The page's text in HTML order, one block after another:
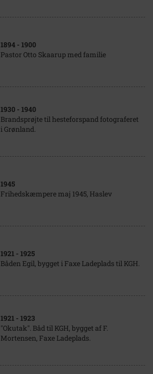
1894 - 1900
Pastor Otto Skaarup med familie
1930 - 1940
Brandsprøjte til hesteforspand fotograferet
i Grønland.
1945
Frihedskæmpere maj 1945, Haslev
1921 - 1925
Båden Egil, bygget i Faxe Ladeplads til KGH.
1921 - 1923
"Okutak". Båd til KGH, bygget af F.
Mortensen, Faxe Ladeplads.